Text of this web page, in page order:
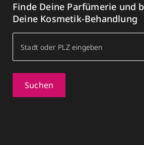
Finde Deine Parfümerie und
Deine Kosmetik-Behandlung
Suchen